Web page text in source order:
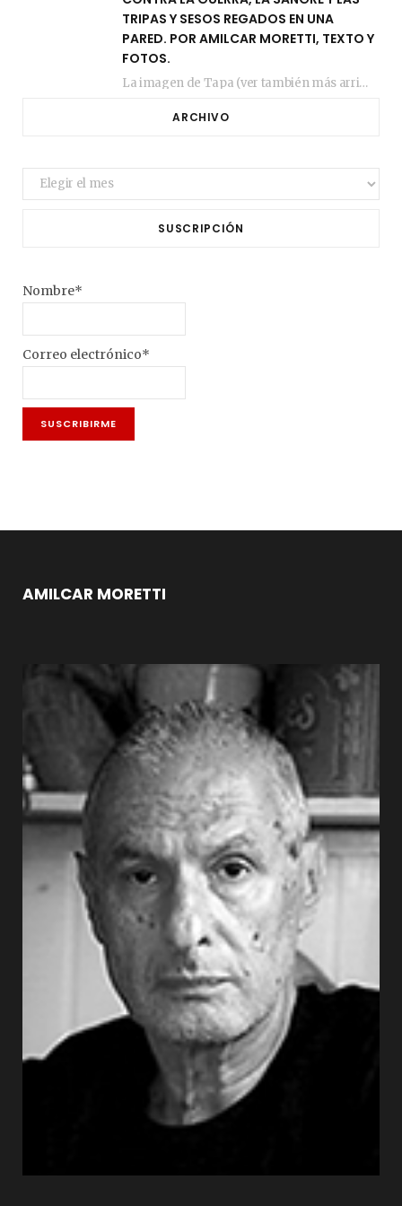
TRIPAS Y SESOS REGADOS EN UNA
PARED. POR AMILCAR MORETTI, TEXTO Y
FOTOS.
La imagen de Tapa (ver también más arriba) fue compuesta en estos días de febrero…
ARCHIVO
Archivo
SUSCRIPCIÓN
Nombre*
Correo electrónico*
AMILCAR MORETTI